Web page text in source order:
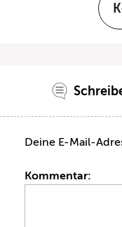
Deine E-Mail-
Kommentar: